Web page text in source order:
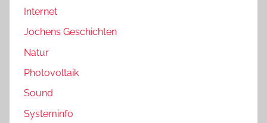
Internet
Jochens Geschichten
Natur
Photovoltaik
Sound
Systeminfo